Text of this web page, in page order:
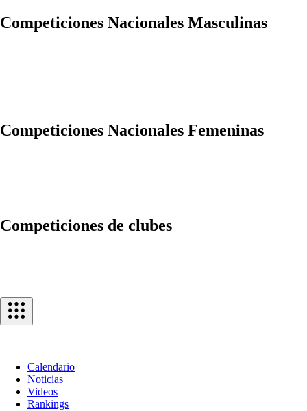
Competiciones Nacionales Masculinas
Competiciones Nacionales Femeninas
Competiciones de clubes
Calendario
Noticias
Videos
Rankings